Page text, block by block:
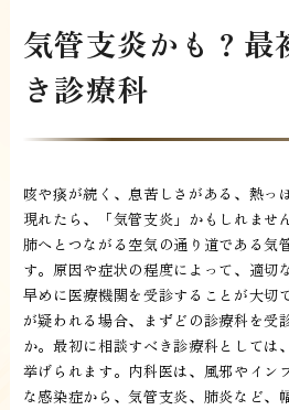
気管支炎かも？最
き診療科
咳や痰が続く、息苦しさがある、熱
現れたら、「気管支炎」かもしれませ
肺へとつながる空気の通り道である気
す。原因や症状の程度によって、適切
早めに医療機関を受診することが大切
が疑われる場合、まずどの診療科を受
か。最初に相談すべき診療科としては
挙げられます。内科医は、風邪やイン
な感染症から、気管支炎、肺炎など、